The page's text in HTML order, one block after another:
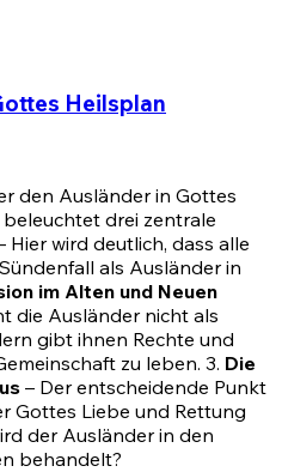
Heilsplan
den Ausländer in Gottes
drei zentrale
Hier wird deutlich, dass alle
als Ausländer in
im Alten und Neuen
die Ausländer nicht als
gibt ihnen Rechte und
zu leben. 3. Die
– Der entscheidende Punkt
Gottes Liebe und Rettung
der Ausländer in den
behandelt?